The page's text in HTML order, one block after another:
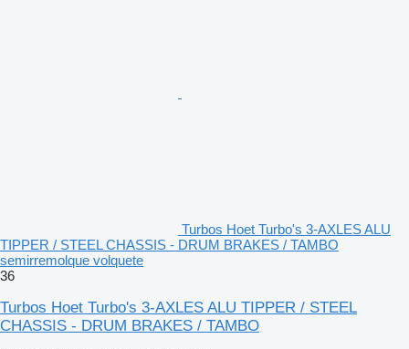
Turbos Hoet Turbo's 3-AXLES ALU
TIPPER / STEEL CHASSIS - DRUM BRAKES / TAMBO
semirremolque volquete
36
Turbos Hoet Turbo's 3-AXLES ALU TIPPER / STEEL
CHASSIS - DRUM BRAKES / TAMBO